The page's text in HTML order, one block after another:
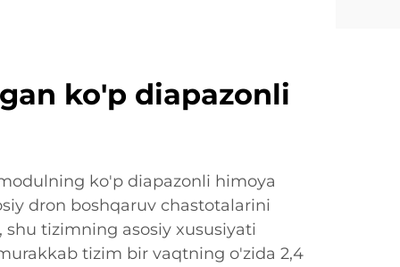
ko'p diapazonli
ko'p diapazonli himoya
dron boshqaruv chastotalarini
tizimning asosiy xususiyati
tizim bir vaqtning o'zida 2,4